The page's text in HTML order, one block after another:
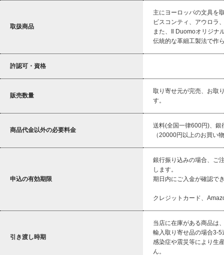
取扱商品
主にヨーロッパの文具を
ビスコンティ、アウロラ
また、Il Duomoオリジナ
伝統的な革細工製法で作
許認可・資格
販売数量
取り寄せ元が完売、お取
す。
商品代金以外の必要料金
送料(全国一律600円)、銀
（20000円以上のお買い
申込の有効期限
銀行振り込みの場合、ご
します。
期日内にご入金が確認で
クレジットカード、
引き渡し時期
当店に在庫がある商品は
輸入取り寄せ品の場合3-
感染症や震災等により生
ん。